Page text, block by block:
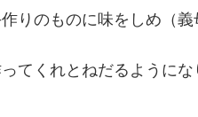
りのものに味をしめ（義
てくれとねだるように